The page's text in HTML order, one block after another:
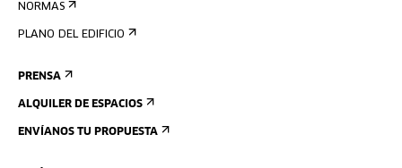
NORMAS
PLANO DEL EDIFICIO
PRENSA
ALQUILER DE ESPACIOS
ENVÍANOS TU PROPUESTA